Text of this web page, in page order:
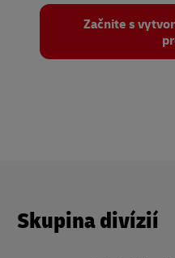
Začnite s
Skupina divízií